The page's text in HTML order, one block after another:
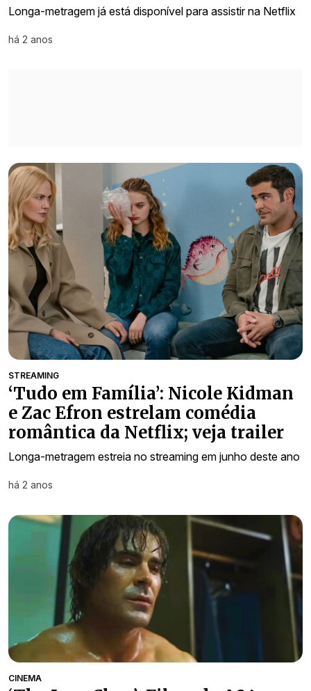
Longa-metragem já está disponível para assistir na Netflix
há 2 anos
STREAMING
‘Tudo em Família’: Nicole Kidman
e Zac Efron estrelam comédia
romântica da Netflix; veja trailer
Longa-metragem estreia no streaming em junho deste ano
há 2 anos
CINEMA